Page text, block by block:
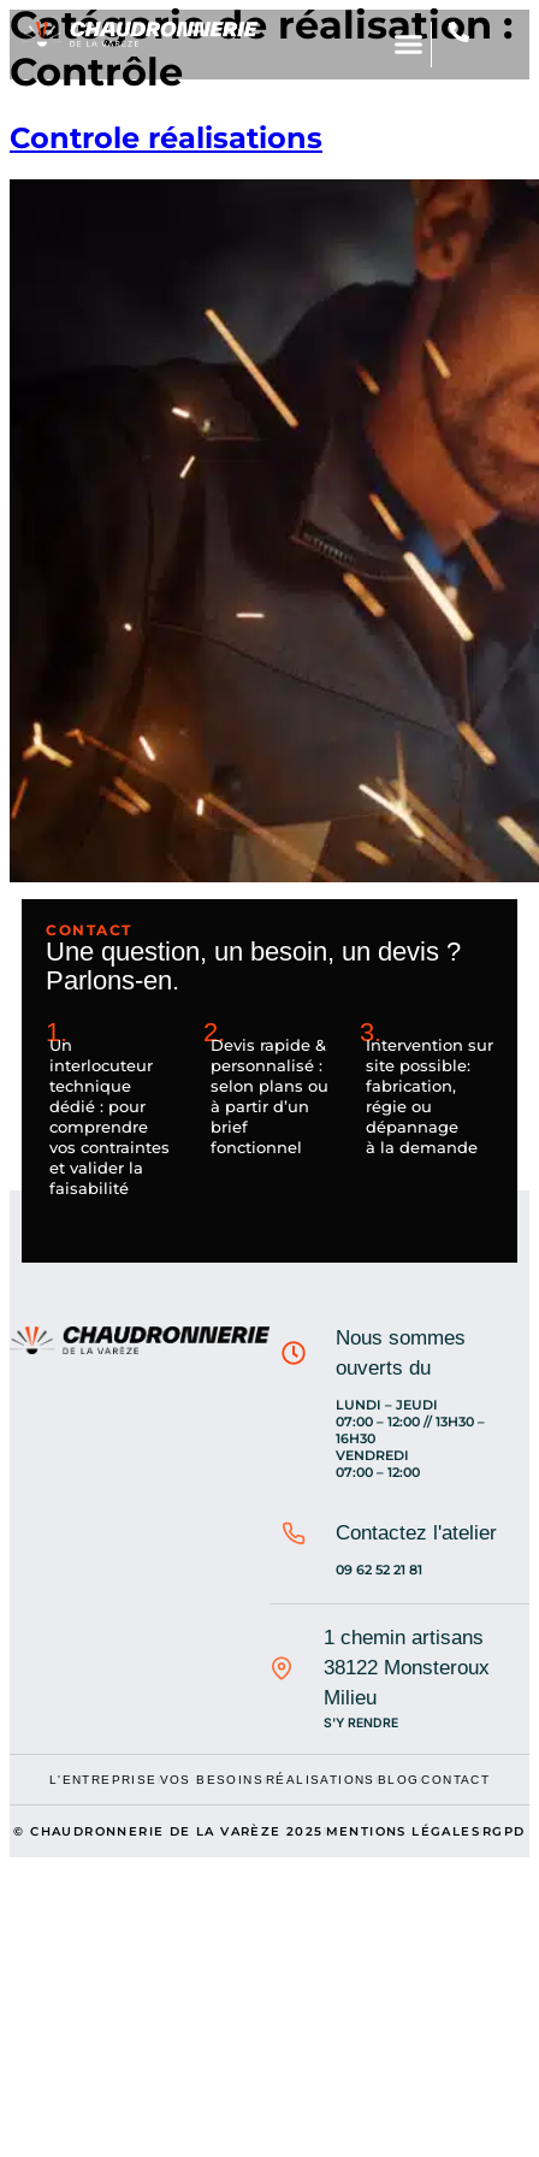
Catégorie de réalisation :
Contrôle
Controle réalisations
CONTACT
Une question, un besoin, un devis ?
Parlons-en.
1.
Un
interlocuteur
technique
dédié : pour
comprendre
vos contraintes
et valider la
faisabilité
2.
Devis rapide &
personnalisé :
selon plans ou
à partir d’un
brief
fonctionnel
3.
Intervention sur
site possible:
fabrication,
régie ou
dépannage
à la demande
Nous sommes
ouverts du
LUNDI – JEUDI
07:00 – 12:00 // 13H30 –
16H30
VENDREDI
07:00 – 12:00
Contactez l'atelier
09 62 52 21 81
1 chemin artisans
38122 Monsteroux
Milieu
S'Y RENDRE
L'ENTREPRISE VOS BESOINS RÉALISATIONS BLOG CONTACT
© CHAUDRONNERIE DE LA VARÈZE 2025 MENTIONS LÉGALES RGPD